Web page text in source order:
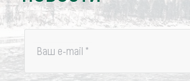
Ваш e-mail *